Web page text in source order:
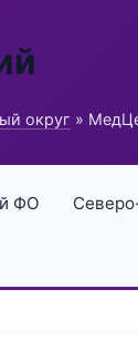
округ »
ФО